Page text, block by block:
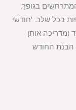
בגופך,
בכל שלב. 'חודשי
ומדריכה אותן
הבנת החודש